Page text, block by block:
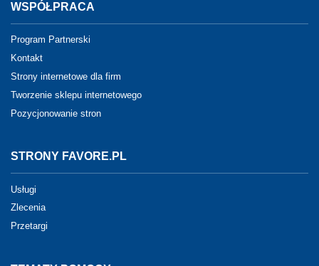
WSPÓŁPRACA
Program Partnerski
Kontakt
Strony internetowe dla firm
Tworzenie sklepu internetowego
Pozycjonowanie stron
STRONY FAVORE.PL
Usługi
Zlecenia
Przetargi